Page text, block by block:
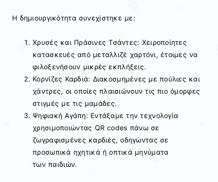
Η δημιουργικότητα συνεχίστηκε με:
Χρυσές και Πράσινες Τσάντες: Χειροποίητες
κατασκευές από μεταλλιζέ χαρτόνι, έτοιμες να
φιλοξενήσουν μικρές εκπλήξεις.
Κορνίζες Καρδιά: Διακοσμημένες με πούλιες και
χάντρες, οι οποίες πλαισιώνουν τις πιο όμορφες
στιγμές με τις μαμάδες.
Ψηφιακή Αγάπη: Εντάξαμε την τεχνολογία
χρησιμοποιώντας QR codes πάνω σε
ζωγραφισμένες καρδιές, οδηγώντας σε
προσωπικά ηχητικά ή οπτικά μηνύματα
των παιδιών.